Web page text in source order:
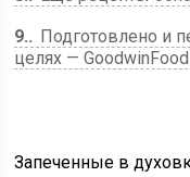
9.
Подготовлено и
целях — GoodwinFood
Запеченные в